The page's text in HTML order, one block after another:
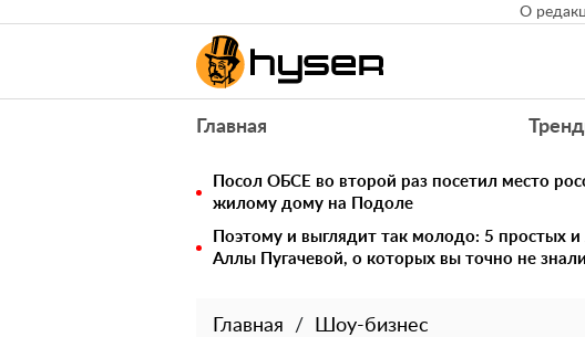
О
Главная
Посол ОБСЕ во второй раз посетил место
жилому дому на Подоле
Поэтому и выглядит так молодо: 5 простых
Аллы Пугачевой, о которых вы точно не знали
Главная Шоу-бизнес